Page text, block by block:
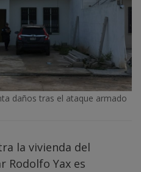
daños tras el ataque armado
la vivienda del
Rodolfo Yax es